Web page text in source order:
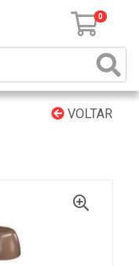
0
VOLTAR